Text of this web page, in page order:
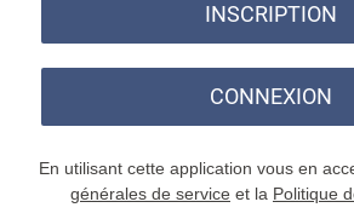
INSCRIPTION
CONNEXION
En utilisant cette application vous en
générales de service et la Politique